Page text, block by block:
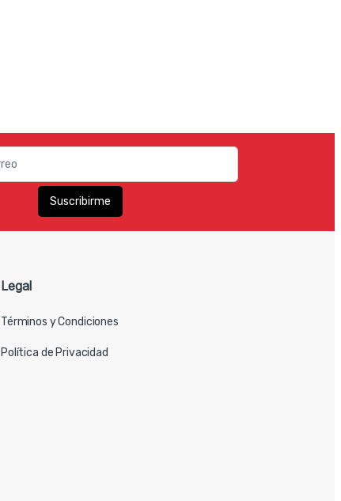
Legal
Términos y Condiciones
Política de Privacidad